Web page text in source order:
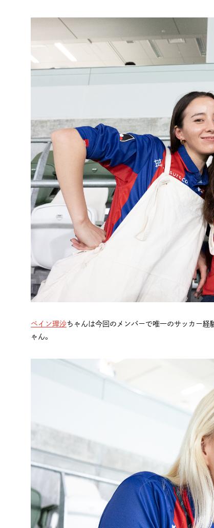
ベイン理沙ちゃんは今回のメンバーで唯一のサッカー経
ゃん。